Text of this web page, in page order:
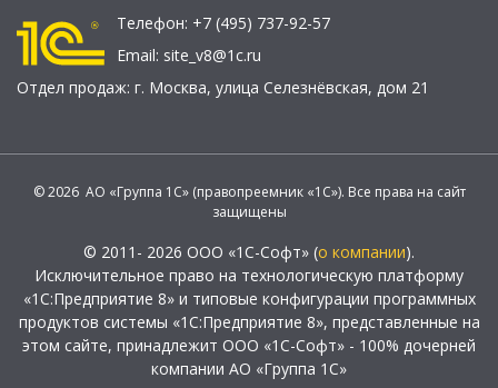
Телефон: +7 (495) 737-92-57
Email: site_v8@1c.ru
Отдел продаж: г. Москва, улица Селезнёвская, дом 21
© 2026 АО «Группа 1С» (правопреемник «1С»). Все права на сайт
защищены
© 2011- 2026 ООО «1С-Софт» (о компании).
Исключительное право на технологическую платформу
«1С:Предприятие 8» и типовые конфигурации программных
продуктов системы «1С:Предприятие 8», представленные на
этом сайте, принадлежит ООО «1С-Софт» - 100% дочерней
компании АО «Группа 1С»